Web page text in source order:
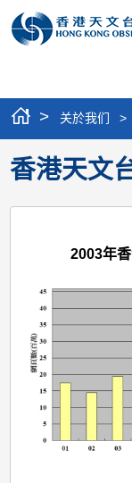
> 关於我们 >
香港天文
2003年